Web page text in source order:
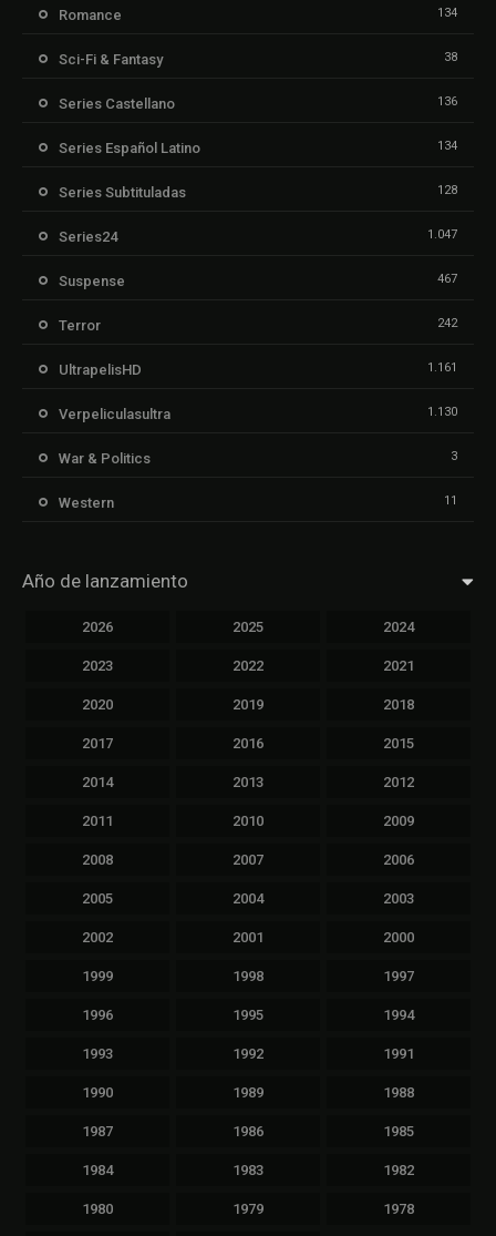
Romance 134
Sci-Fi & Fantasy 38
Series Castellano 136
Series Español Latino 134
Series Subtituladas 128
Series24 1.047
Suspense 467
Terror 242
UltrapelisHD 1.161
Verpeliculasultra 1.130
War & Politics 3
Western 11
Año de lanzamiento
2026 2025 2024
2023 2022 2021
2020 2019 2018
2017 2016 2015
2014 2013 2012
2011 2010 2009
2008 2007 2006
2005 2004 2003
2002 2001 2000
1999 1998 1997
1996 1995 1994
1993 1992 1991
1990 1989 1988
1987 1986 1985
1984 1983 1982
1980 1979 1978